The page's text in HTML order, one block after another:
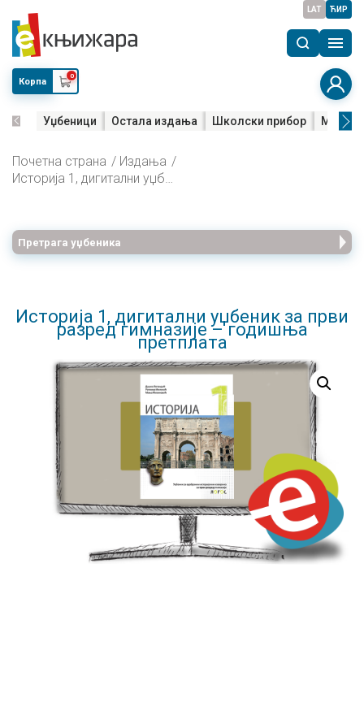
LAT ЋИР
Корпа
0
Уџбеници Остала издања Школски прибор Мала
Почетна страна
Издања
Историја 1, дигитални уџбеник за први разред гимназије – годишња претплата
Претрага уџбеника
Историја 1, дигитални уџбеник за први
разред гимназије – годишња
претплата